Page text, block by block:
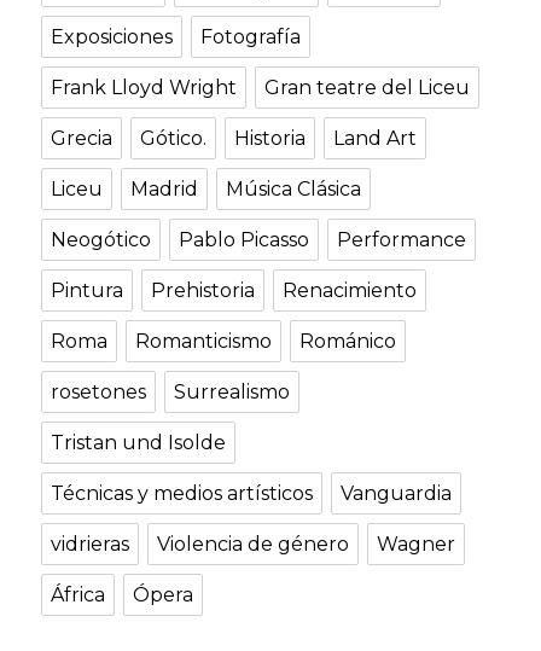
Exposiciones Fotografía
Frank Lloyd Wright Gran teatre del Liceu
Grecia Gótico. Historia Land Art
Liceu Madrid Música Clásica
Neogótico Pablo Picasso Performance
Pintura Prehistoria Renacimiento
Roma Romanticismo Románico
rosetones Surrealismo
Tristan und Isolde
Técnicas y medios artísticos Vanguardia
vidrieras Violencia de género Wagner
África Ópera